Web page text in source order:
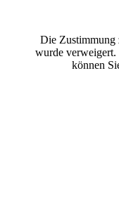
Die Zustimmung
wurde verweigert.
können